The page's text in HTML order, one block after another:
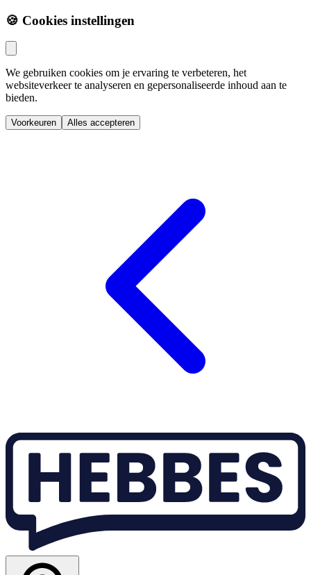
🍪 Cookies instellingen
We gebruiken cookies om je ervaring te verbeteren, het
websiteverkeer te analyseren en gepersonaliseerde inhoud aan te
bieden.
Voorkeuren Alles accepteren